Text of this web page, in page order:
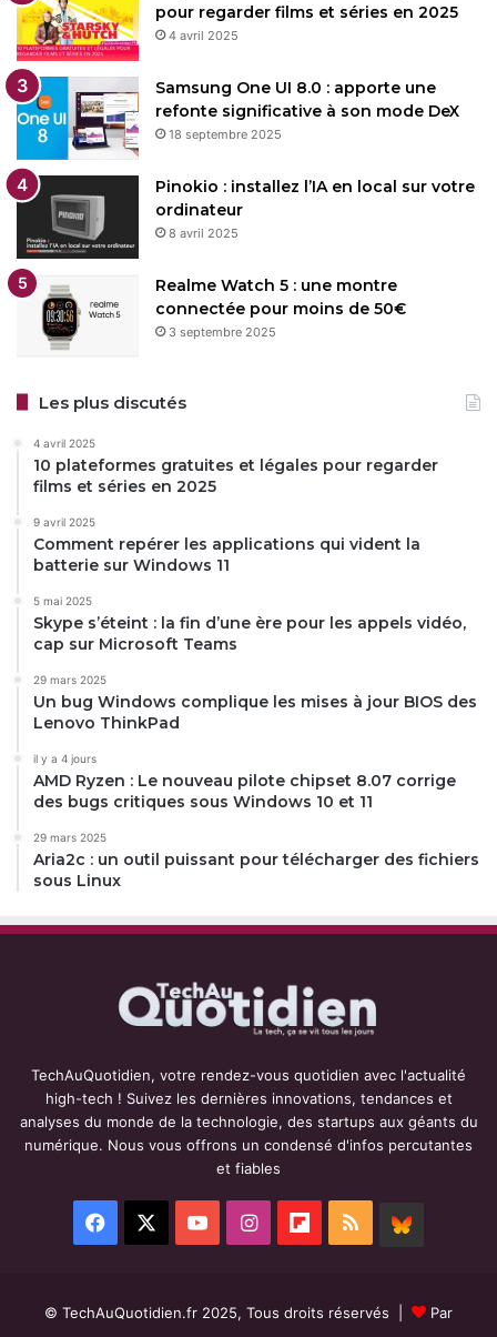
pour regarder films et séries en 2025
4 avril 2025
Samsung One UI 8.0 : apporte une
refonte significative à son mode DeX
18 septembre 2025
Pinokio : installez l’IA en local sur votre
ordinateur
8 avril 2025
Realme Watch 5 : une montre
connectée pour moins de 50€
3 septembre 2025
Les plus discutés
4 avril 2025
10 plateformes gratuites et légales pour regarder
films et séries en 2025
9 avril 2025
Comment repérer les applications qui vident la
batterie sur Windows 11
5 mai 2025
Skype s’éteint : la fin d’une ère pour les appels vidéo,
cap sur Microsoft Teams
29 mars 2025
Un bug Windows complique les mises à jour BIOS des
Lenovo ThinkPad
il y a 4 jours
AMD Ryzen : Le nouveau pilote chipset 8.07 corrige
des bugs critiques sous Windows 10 et 11
29 mars 2025
Aria2c : un outil puissant pour télécharger des fichiers
sous Linux
TechAuQuotidien, votre rendez-vous quotidien avec l'actualité
high-tech ! Suivez les dernières innovations, tendances et
analyses du monde de la technologie, des startups aux géants du
numérique. Nous vous offrons un condensé d'infos percutantes
et fiables
Facebook YouTubeInstagramFlipboard
RSS
© TechAuQuotidien.fr 2025, Tous droits réservés | Par